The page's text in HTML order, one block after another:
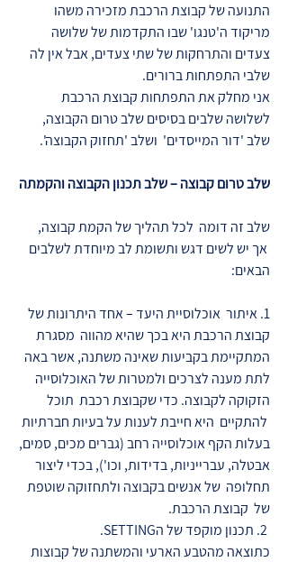
התנועה של קבוצת הרכבת מזכירה משהו
מריקוד ה'טנגו' שבו התקדמות של שלושה
צעדים והתרחקות של שתי צעדים, אבל אין לה
שלבי התפתחות ברורים.
אני מחלק את התפתחות קבוצת הרכבת
לשלושה שלבים בסיסים שלב טרום הקבוצה,
שלב 'דור המייסדים' ושלב 'תחזוק הקבוצה'.
שלב טרום קבוצה – שלב תכנון הקבוצה והקמתה
שלב זה דומה לכל תהליך של הקמת קבוצה,
אך יש לשים דגש ותשומת לב מיוחדת לשלבים
הבאים:
1. איתור אוכלוסיית היעד – אחד היתרונות של
קבוצת הרכבת היא בכך שהיא מהווה מסגרת
המתקיימת בקביעות שאינה משתנה, אשר באה
לתת מענה לצרכים ולמטרות של האוכלוסייה
הזקוקה לקבוצה. כדי שקבוצת רכבת תוכל
להתקיים היא חייבת לענות על בעיות חברתיות
בעלות הקף אוכלוסייה רחב (גברים מכים, סמים,
אבטלה, עברייניות, בדידות, וכו'), בכדי ליצור
תחלופה של אנשים בקבוצה ולתחזוקה שוטפת
של קבוצת הרכבת.
כתוצאה מהטבע הארעי והמשתנה של קבוצות